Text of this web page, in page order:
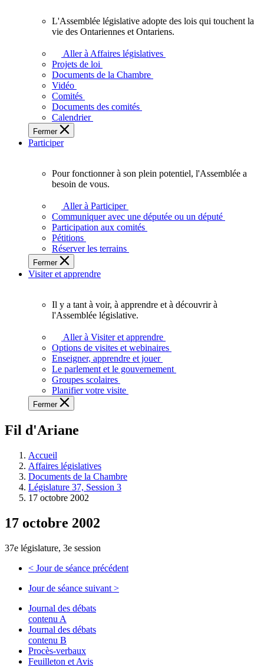
l'Ontario.
L'Assemblée
adopte
touchent
des
Ontariennes
et
L'Assemblée législative adopte des lois qui touchent la
vie des Ontariennes et Ontariens.
Aller à Affaires législatives
Projets de loi
Documents de la Chambre
Vidéo
Comités
Documents des comités
Calendrier
Fermer
Participer
plein
potentiel,
l'Assemblée
a
besoin
de
Pour fonctionner à son plein potentiel, l'Assemblée a
besoin de vous.
Aller à Participer
Communiquer avec une députée ou un député
Participation aux comités
Pétitions
Réserver les terrains
Fermer
Visiter et apprendre
voir,
apprendre
et
à
à
législative.
Il y a tant à voir, à apprendre et à découvrir à
l'Assemblée législative.
Aller à Visiter et apprendre
Options de visites et webinaires
Enseigner, apprendre et jouer
Le parlement et le gouvernement
Groupes scolaires
Planifier votre visite
Fermer
Fil d'Ariane
Accueil
Affaires législatives
Documents de la Chambre
Législature 37, Session 3
17 octobre 2002
17 octobre 2002
37e législature, 3e session
< Jour de séance précédent
Jour de séance suivant >
Journal des débats
contenu A
Journal des débats
contenu B
Procès-verbaux
Feuilleton et Avis